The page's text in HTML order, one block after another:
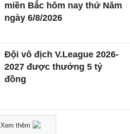
miền Bắc hôm nay thứ Năm
ngày 6/8/2026
Đội vô địch V.League 2026-
2027 được thưởng 5 tỷ
đồng
Xem thêm